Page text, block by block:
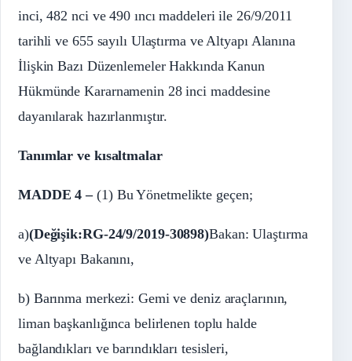
inci, 482 nci ve 490 ıncı maddeleri ile 26/9/2011
tarihli ve 655 sayılı Ulaştırma ve Altyapı Alanına
İlişkin Bazı Düzenlemeler Hakkında Kanun
Hükmünde Kararnamenin 28 inci maddesine
dayanılarak hazırlanmıştır.
Tanımlar ve kısaltmalar
MADDE 4 –(1) Bu Yönetmelikte geçen;
a)(Değişik:RG-24/9/2019-30898)Bakan: Ulaştırma
ve Altyapı Bakanını,
b) Barınma merkezi: Gemi ve deniz araçlarının,
liman başkanlığınca belirlenen toplu halde
bağlandıkları ve barındıkları tesisleri,